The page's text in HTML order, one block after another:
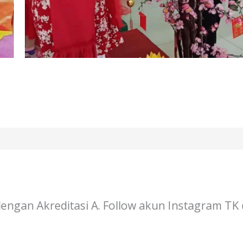
Akreditasi A. Follow akun Instagram TK